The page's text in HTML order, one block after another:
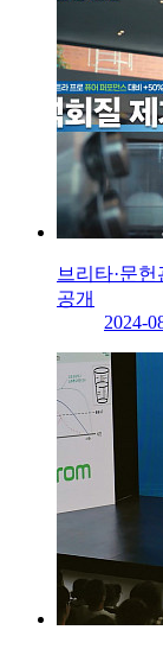
브리타·문
공개
2024-